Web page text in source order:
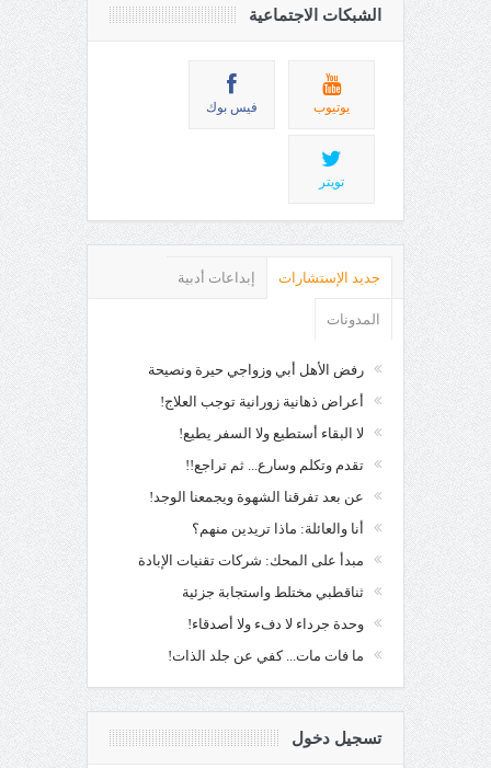
الشبكات الاجتماعية
يوتيوب فيس بوك
تويتر
جديد الإستشارات إبداعات أدبية
المدونات
رفض الأهل أبي وزواجي حيرة ونصيحة
أعراض ذهانية زورانية توجب العلاج!
لا البقاء أستطيع ولا السفر يطيع!
تقدم وتكلم وسارع... ثم تراجع!!
عن بعد تفرقنا الشهوة ويجمعنا الوجد!
أنا والعائلة: ماذا تريدين منهم؟
مبدأ على المحك: شركات تقنيات الإبادة
ثناقطبي مختلط واستجابة جزئية
وحدة جرداء لا دفء ولا أصدقاء!
ما فات مات... كفي عن جلد الذات!
تسجيل دخول